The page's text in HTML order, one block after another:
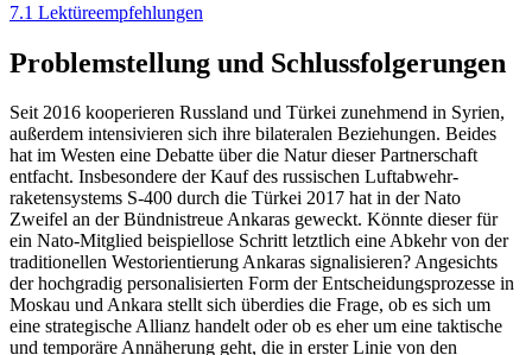
7.1 Lektüreempfehlungen
Problemstellung und Schlussfolgerungen
Seit 2016 kooperieren Russland und Türkei zunehmend in Syrien,
außerdem intensivieren sich ihre bilateralen Beziehungen. Beides
hat im Westen eine Debatte über die Natur dieser Partnerschaft
entfacht. Insbesondere der Kauf des russischen Luftabwehr­
raketensystems S-400 durch die Türkei 2017 hat in der Nato
Zweifel an der Bündnistreue Ankaras geweckt. Könnte dieser für
ein Nato-Mitglied beispiel­lose Schritt letztlich eine Abkehr von der
traditionellen Westorientierung Ankaras signalisieren? Ange­sichts
der hochgradig personalisierten Form der Ent­scheidungsprozesse in
Moskau und Ankara stellt sich überdies die Frage, ob es sich um
eine strategische Allianz handelt oder ob es eher um eine taktische
und temporäre Annäherung geht, die in erster Linie von den